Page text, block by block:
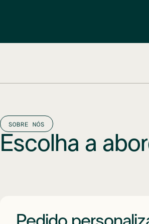
SOBRE NÓS
Escolha a